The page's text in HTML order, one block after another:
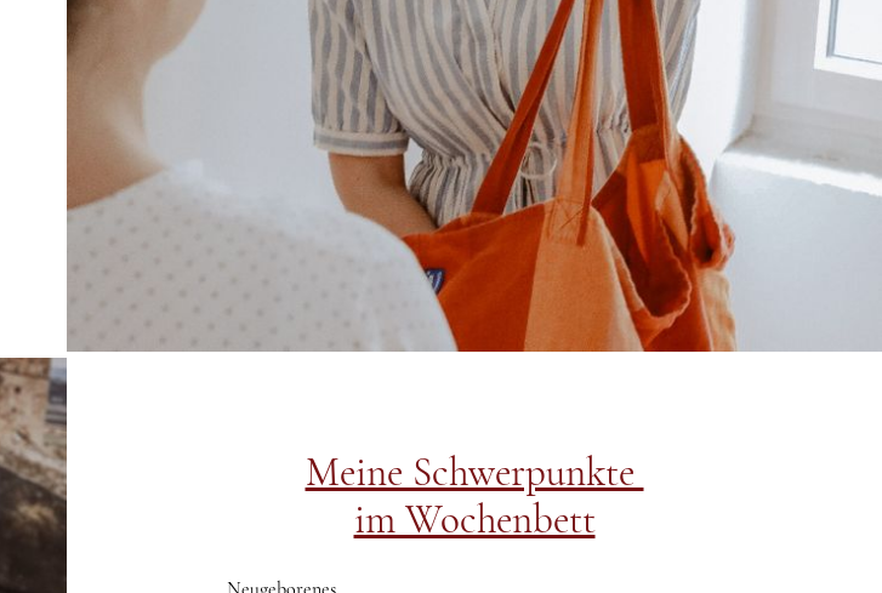
Meine Schwerpunkte
im Wochenbett